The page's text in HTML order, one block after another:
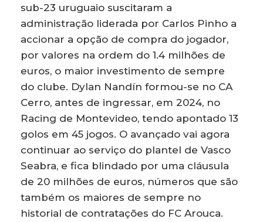
sub-23 uruguaio suscitaram a
administração liderada por Carlos Pinho a
accionar a opção de compra do jogador,
por valores na ordem do 1.4 milhões de
euros, o maior investimento de sempre
do clube. Dylan Nandín formou-se no CA
Cerro, antes de ingressar, em 2024, no
Racing de Montevideo, tendo apontado 13
golos em 45 jogos. O avançado vai agora
continuar ao serviço do plantel de Vasco
Seabra, e fica blindado por uma cláusula
de 20 milhões de euros, números que são
também os maiores de sempre no
historial de contratações do FC Arouca.